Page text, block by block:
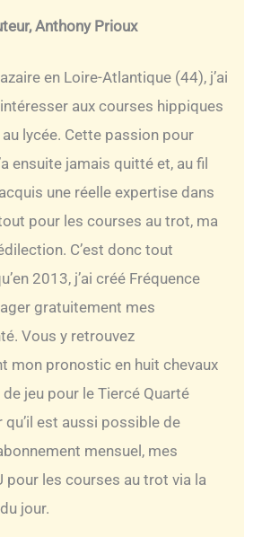
Anthony Prioux
en Loire-Atlantique (44), j’ai
aux courses hippiques
au lycée. Cette passion pour
ensuite jamais quitté et, au fil
une réelle expertise dans
pour les courses au trot, ma
C’est donc tout
2013, j’ai créé Fréquence
gratuitement mes
Vous y retrouvez
mon pronostic en huit chevaux
jeu pour le Tiercé Quarté
qu’il est aussi possible de
mensuel, mes
pour les courses au trot via la
jour.